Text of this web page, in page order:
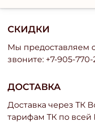
СКИДКИ
Мы предоставляем
звоните: +7-905-
ДОСТАВКА
Доставка через ТК
тарифам ТК по всей